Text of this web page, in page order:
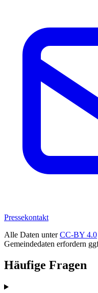
Pressekontakt
Alle Daten unterCC-BY 4.0
Gemeindedaten erfordern
Häufige Fragen